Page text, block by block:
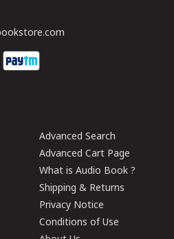
Advanced Search
Advanced Cart Page
What is Audio Book ?
Shipping & Returns
Privacy Notice
Conditions of Use